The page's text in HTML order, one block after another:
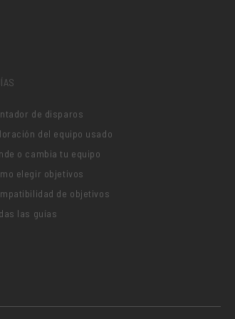
de disparos
del equipo usado
o cambia tu equipo
elegir objetivos
de objetivos
las guías